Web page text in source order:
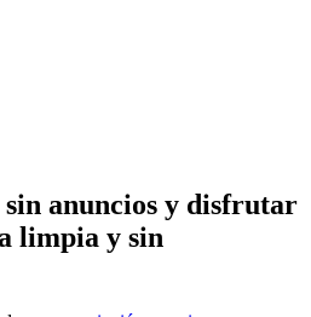
sin anuncios y disfrutar
limpia y sin